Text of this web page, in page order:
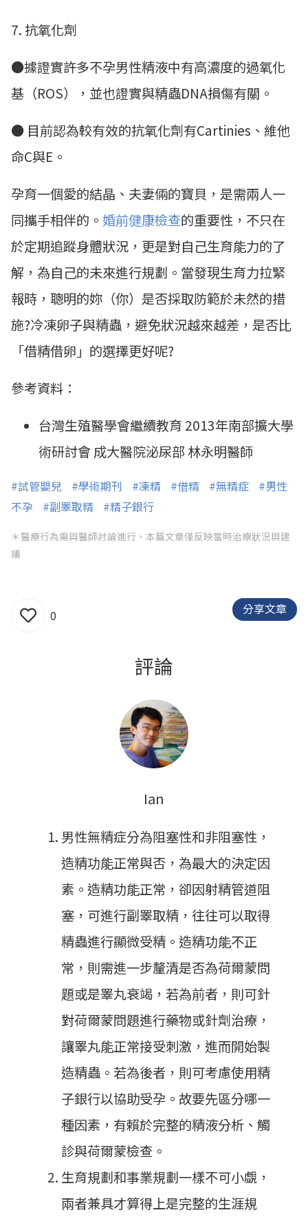
7. 抗氧化劑
●據證實許多不孕男性精液中有高濃度的過氧化
基（ROS），並也證實與精蟲DNA損傷有關。
● 目前認為較有效的抗氧化劑有Cartinies、維他
命C與E。
孕育一個愛的結晶、夫妻倆的寶貝，是需兩人一
同攜手相伴的。 婚前健康檢查的重要性，不只在
於定期追蹤身體狀況，更是對自己生育能力的了
解，為自己的未來進行規劃。當發現生育力拉緊
報時，聰明的妳（你）是否採取防範於未然的措
施?冷凍卵子與精蟲，避免狀況越來越差，是否比
「借精借卵」的選擇更好呢?
參考資料：
台灣生殖醫學會繼續教育 2013年南部擴大學
術研討會 成大醫院泌尿部 林永明醫師
#試管嬰兒 #學術期刊 #凍精 #借精 #無精症
#男性
不孕
#副睪取精 #精子銀行
＊醫療行為需與醫師討論進行，本篇文章僅反映當時治療狀況與建
議
0 分享文章
評論
Ian
男性無精症分為阻塞性和非阻塞性，
造精功能正常與否，為最大的決定因
素。造精功能正常，卻因射精管道阻
塞，可進行副睪取精，往往可以取得
精蟲進行顯微受精。造精功能不正
常，則需進一步釐清是否為荷爾蒙問
題或是睪丸衰竭，若為前者，則可針
對荷爾蒙問題進行藥物或針劑治療，
讓睪丸能正常接受刺激，進而開始製
造精蟲。若為後者，則可考慮使用精
子銀行以協助受孕。故要先區分哪一
種因素，有賴於完整的精液分析、觸
診與荷爾蒙檢查。
生育規劃和事業規劃一樣不可小覷，
兩者兼具才算得上是完整的生涯規